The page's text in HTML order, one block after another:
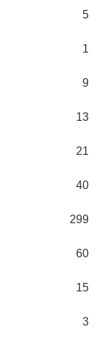
5
1
9
13
21
40
299
60
15
3